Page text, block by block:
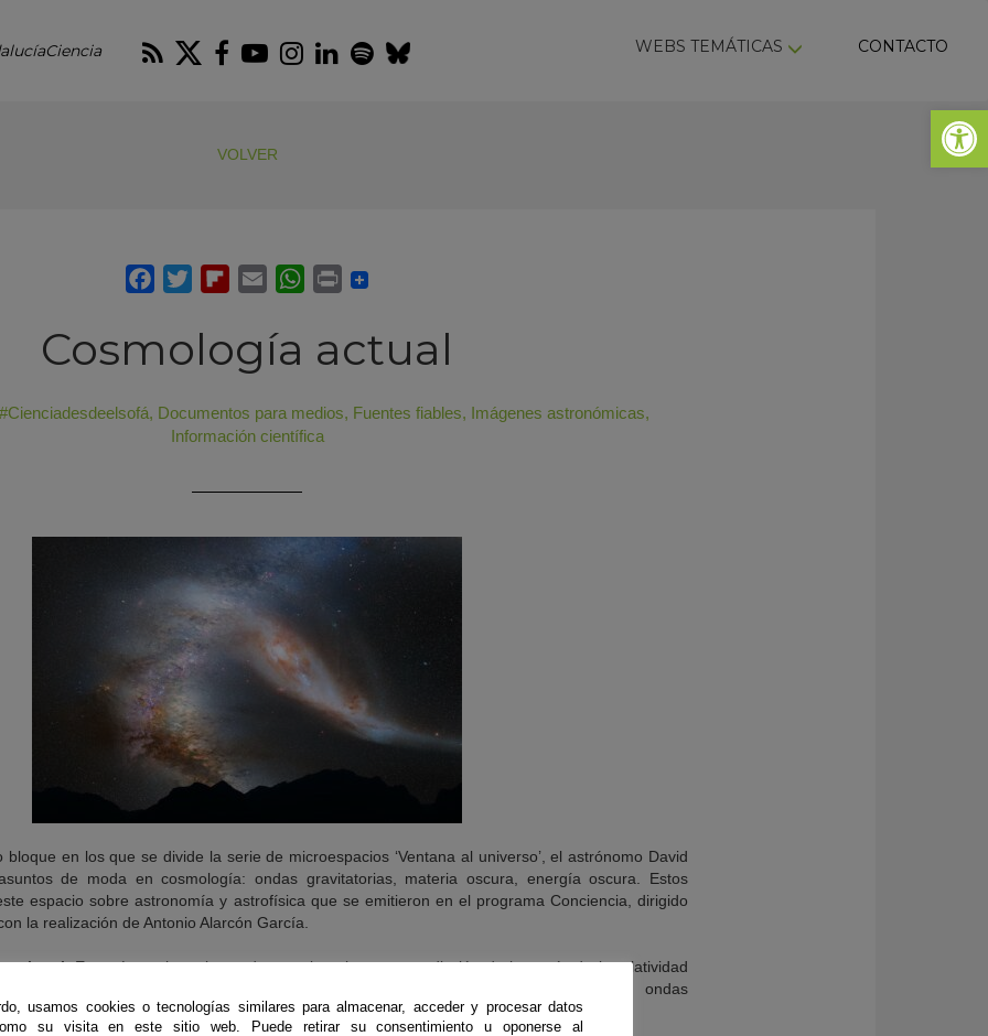
Abrir
RSS Twitter
Facebook
Youtube
Instagram
LinkedIn
Spotify
Bluesky WEBS TEMÁTICAS CONTACTO
VOLVER
Cosmología actual
#Cienciadesdeelsofá, Documentos para medios, Fuentes fiables, Imágenes astronómicas,
Información científica
en los que se divide la serie de microespacios ‘Ventana al universo’, el astrónomo David
de moda en cosmología: ondas gravitatorias, materia oscura, energía oscura. Estos
espacio sobre astronomía y astrofísica que se emitieron en el programa Conciencia, dirigido
la realización de Antonio Alarcón García.
I.En qué consisten las ondas gravitatorias: una predicción de la teoría de la relatividad
ser muy cierta. Se explica su naturaleza a través de un paralelismo con las ondas
usamos cookies o tecnologías similares para almacenar, acceder y procesar datos
su visita en este sitio web. Puede retirar su consentimiento u oponerse al